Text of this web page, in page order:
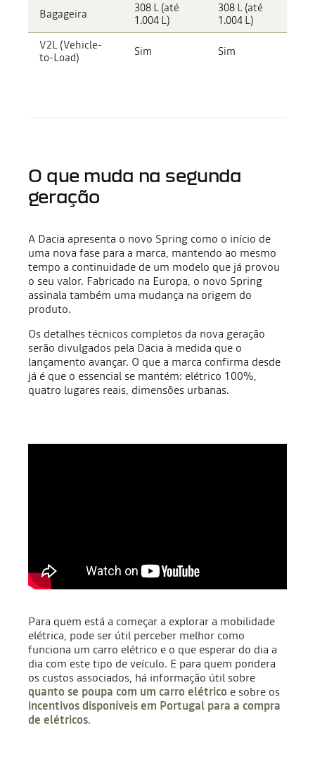
Bagageira
308 L (até
1.004 L)
308 L (até
1.004 L)
V2L (Vehicle-
to-Load)
Sim Sim
O que muda na segunda
geração
A Dacia apresenta o novo Spring como o início de
uma nova fase para a marca, mantendo ao mesmo
tempo a continuidade de um modelo que já provou
o seu valor. Fabricado na Europa, o novo Spring
assinala também uma mudança na origem do
produto.
Os detalhes técnicos completos da nova geração
serão divulgados pela Dacia à medida que o
lançamento avançar. O que a marca confirma desde
já é que o essencial se mantém: elétrico 100%,
quatro lugares reais, dimensões urbanas.
Para quem está a começar a explorar a mobilidade
elétrica, pode ser útil perceber melhor como
funciona um carro elétrico e o que esperar do dia a
dia com este tipo de veículo. E para quem pondera
os custos associados, há informação útil sobre
quanto se poupa com um carro elétrico e sobre os
incentivos disponíveis em Portugal para a compra
de elétricos.